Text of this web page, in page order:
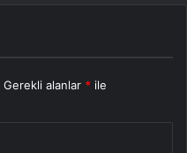
Gerekli alanlar * ile